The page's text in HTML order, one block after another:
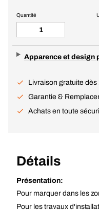
Quantité
Apparence et design
Livraison gratuite dès
Garantie &
Achats en toute
Détails
Présentation:
Pour marquer dans les
Pour les travaux